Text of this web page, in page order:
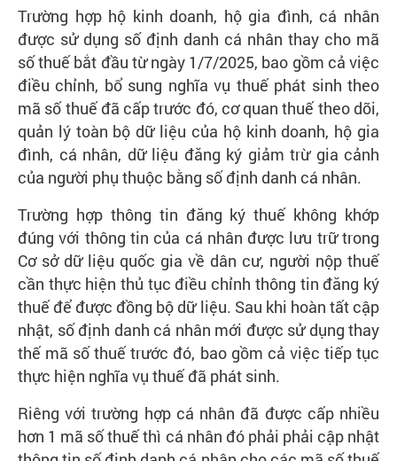
Trường hợp hộ kinh doanh, hộ gia đình, cá nhân
được sử dụng số định danh cá nhân thay cho mã
số thuế bắt đầu từ ngày 1/7/2025, bao gồm cả việc
điều chỉnh, bổ sung nghĩa vụ thuế phát sinh theo
mã số thuế đã cấp trước đó, cơ quan thuế theo dõi,
quản lý toàn bộ dữ liệu của hộ kinh doanh, hộ gia
đình, cá nhân, dữ liệu đăng ký giảm trừ gia cảnh
của người phụ thuộc bằng số định danh cá nhân.
Trường hợp thông tin đăng ký thuế không khớp
đúng với thông tin của cá nhân được lưu trữ trong
Cơ sở dữ liệu quốc gia về dân cư, người nộp thuế
cần thực hiện thủ tục điều chỉnh thông tin đăng ký
thuế để được đồng bộ dữ liệu. Sau khi hoàn tất cập
nhật, số định danh cá nhân mới được sử dụng thay
thế mã số thuế trước đó, bao gồm cả việc tiếp tục
thực hiện nghĩa vụ thuế đã phát sinh.
Riêng với trường hợp cá nhân đã được cấp nhiều
hơn 1 mã số thuế thì cá nhân đó phải phải cập nhật